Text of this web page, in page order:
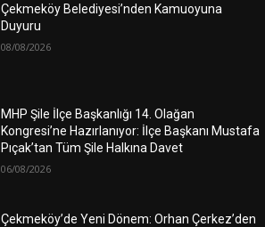
Çekmeköy Belediyesi’nden Kamuoyuna
Duyuru
08/08/2026
MHP Şile İlçe Başkanlığı 14. Olağan
Kongresi’ne Hazırlanıyor: İlçe Başkanı Mustafa
Pıçak’tan Tüm Şile Halkına Davet
06/08/2026
Çekmeköy’de Yeni Dönem: Orhan Çerkez’den